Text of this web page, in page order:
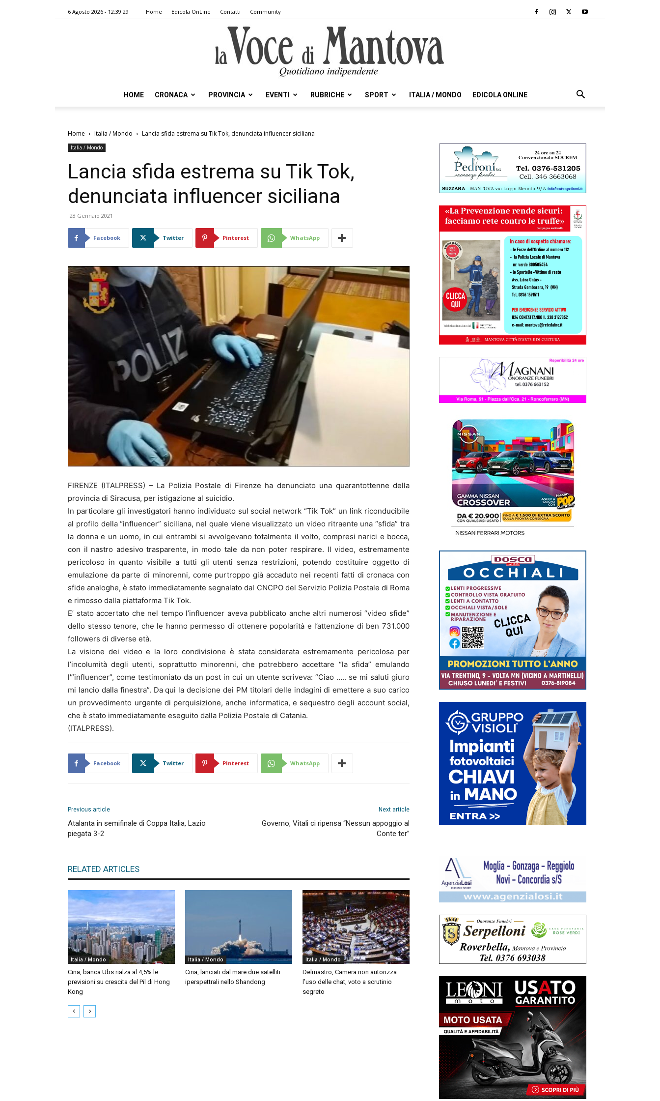
6 Agosto 2026 - 12:39:29 Home Edicola OnLine Contatti Community
Voce
HOME CRONACA PROVINCIA EVENTI RUBRICHE SPORT ITALIA / MONDO EDICOLA ONLINE
Home Italia / Mondo Lancia sfida estrema su Tik Tok, denunciata influencer siciliana
Italia / Mondo
Lancia sfida estrema su Tik Tok,
denunciata influencer siciliana
28 Gennaio 2021
Facebook Twitter Pinterest WhatsApp
FIRENZE (ITALPRESS) – La Polizia Postale di Firenze ha denunciato una quarantottenne della
provincia di Siracusa, per istigazione al suicidio.
In particolare gli investigatori hanno individuato sul social network “Tik Tok” un link riconducibile
al profilo della “influencer” siciliana, nel quale viene visualizzato un video ritraente una “sfida” tra
la donna e un uomo, in cui entrambi si avvolgevano totalmente il volto, compresi narici e bocca,
con il nastro adesivo trasparente, in modo tale da non poter respirare. Il video, estremamente
pericoloso in quanto visibile a tutti gli utenti senza restrizioni, potendo costituire oggetto di
emulazione da parte di minorenni, come purtroppo già accaduto nei recenti fatti di cronaca con
sfide analoghe, è stato immediatamente segnalato dal CNCPO del Servizio Polizia Postale di Roma
e rimosso dalla piattaforma Tik Tok.
E’ stato accertato che nel tempo l’influencer aveva pubblicato anche altri numerosi “video sfide”
dello stesso tenore, che le hanno permesso di ottenere popolarità e l’attenzione di ben 731.000
followers di diverse età.
La visione dei video e la loro condivisione è stata considerata estremamente pericolosa per
l’incolumità degli utenti, soprattutto minorenni, che potrebbero accettare “la sfida” emulando
l'”influencer”, come testimoniato da un post in cui un utente scriveva: “Ciao ….. se mi saluti giuro
mi lancio dalla finestra”. Da qui la decisione dei PM titolari delle indagini di emettere a suo carico
un provvedimento urgente di perquisizione, anche informatica, e sequestro degli account social,
che è stato immediatamente eseguito dalla Polizia Postale di Catania.
(ITALPRESS).
Facebook Twitter Pinterest WhatsApp
Previous article
Atalanta in semifinale di Coppa Italia, Lazio
piegata 3-2
Next article
Governo, Vitali ci ripensa “Nessun appoggio al
Conte ter”
RELATED ARTICLES
Italia / Mondo
Cina, banca Ubs rialza al 4,5% le
previsioni su crescita del Pil di Hong
Kong
Italia / Mondo
Cina, lanciati dal mare due satelliti
iperspettrali nello Shandong
Italia / Mondo
Delmastro, Camera non autorizza
l’uso delle chat, voto a scrutinio
segreto